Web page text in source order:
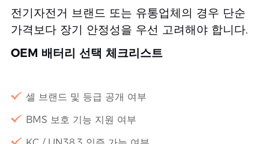
전기자전거 브랜드 또는 유통업체의 경우 단순
가격보다 장기 안정성을 우선 고려해야 합니다.
OEM 배터리 선택 체크리스트
셀 브랜드 및 등급 공개 여부
BMS 보호 기능 지원 여부